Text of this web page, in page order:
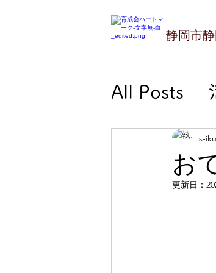
静岡市
All Posts
活動報
活動報告
お
s-
更新日：